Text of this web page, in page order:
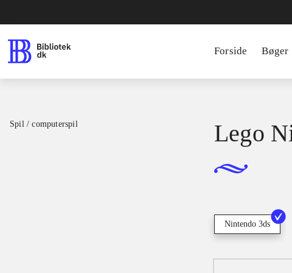
Forside Bøger
Spil / computerspil Lego
Nintendo 3ds